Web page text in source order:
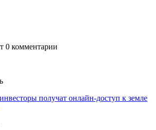
0 комментарии
получат онлайн-доступ к земле